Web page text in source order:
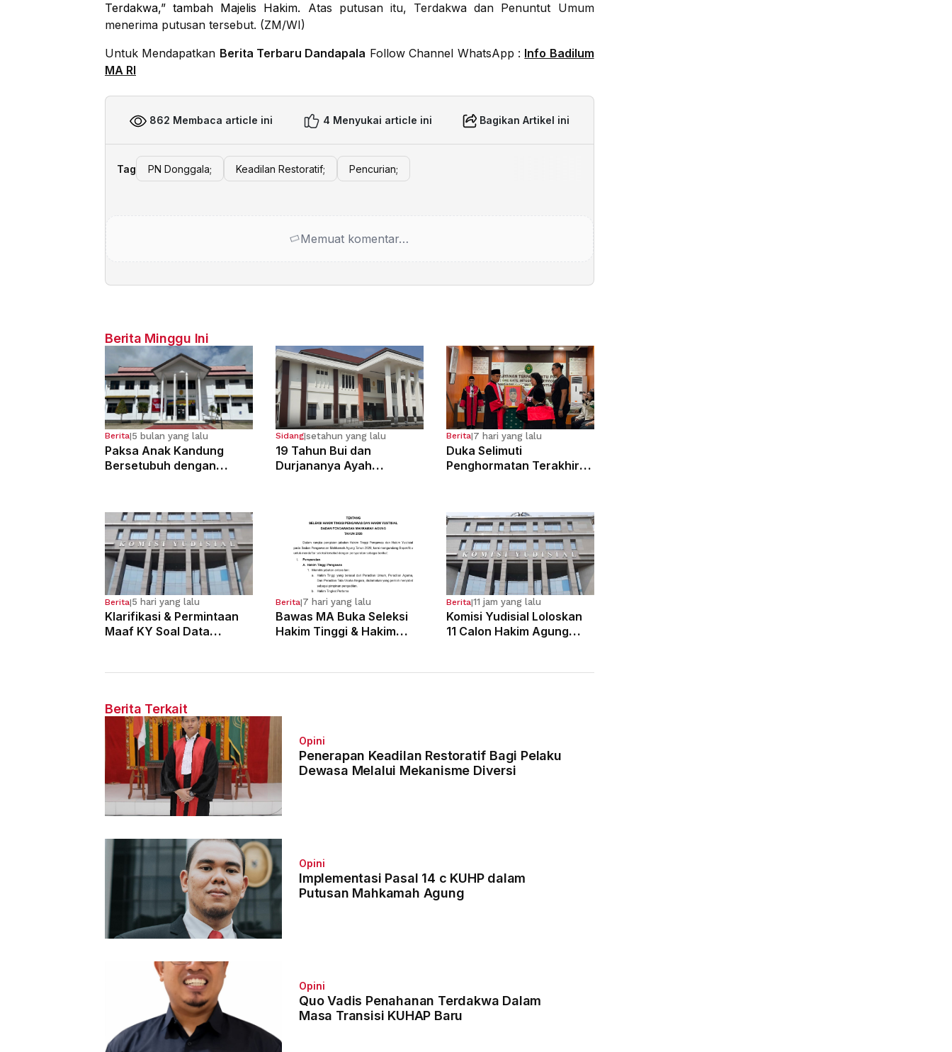
Terdakwa,” tambah Majelis Hakim. Atas putusan itu, Terdakwa dan Penuntut Umum
menerima putusan tersebut. (ZM/WI)
Untuk Mendapatkan Berita Terbaru Dandapala Follow Channel WhatsApp : Info Badilum
MA RI
862 Membaca article ini 4 Menyukai article ini Bagikan Artikel ini
Tag PN Donggala; Keadilan Restoratif; Pencurian;
Memuat komentar…
Berita Minggu Ini
Berita|5 bulan yang lalu
Paksa Anak Kandung
Bersetubuh dengan
Sidang|setahun yang lalu
19 Tahun Bui dan
Durjananya Ayah
Berita|7 hari yang lalu
Duka Selimuti
Penghormatan Terakhir
Berita|5 hari yang lalu
Klarifikasi & Permintaan
Maaf KY Soal Data
Berita|7 hari yang lalu
Bawas MA Buka Seleksi
Hakim Tinggi & Hakim
Berita|11 jam yang lalu
Komisi Yudisial Loloskan
11 Calon Hakim Agung
Berita Terkait
Opini
Penerapan Keadilan Restoratif Bagi Pelaku
Dewasa Melalui Mekanisme Diversi
Opini
Implementasi Pasal 14 c KUHP dalam
Putusan Mahkamah Agung
Opini
Quo Vadis Penahanan Terdakwa Dalam
Masa Transisi KUHAP Baru